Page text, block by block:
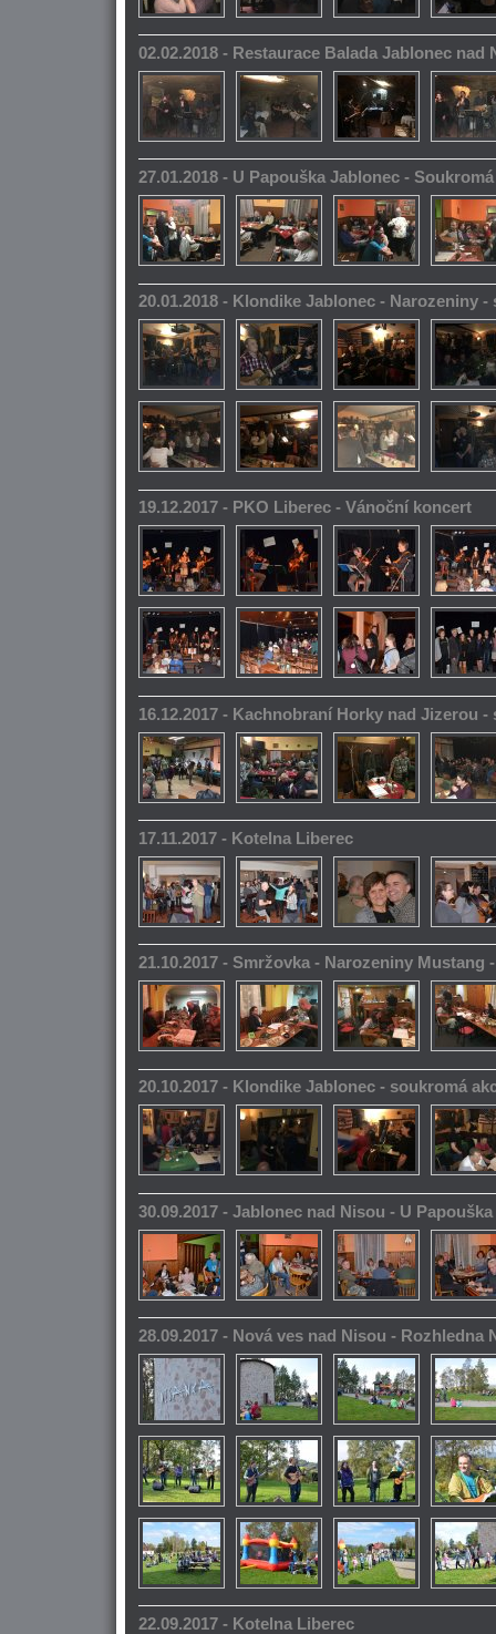
02.02.2018 - Restaurace Balada Jablonec nad
27.01.2018 - U Papouška Jablonec -
20.01.2018 - Klondike Jablonec - Narozeniny -
19.12.2017 - PKO Liberec - Vánoční koncert
16.12.2017 - Kachnobraní Horky nad Jizerou -
17.11.2017 - Kotelna Liberec
21.10.2017 - Smržovka - Narozeniny Mustang
20.10.2017 - Klondike Jablonec - soukromá
30.09.2017 - Jablonec nad Nisou - U
28.09.2017 - Nová ves nad Nisou - Rozhledna
22.09.2017 - Kotelna Liberec